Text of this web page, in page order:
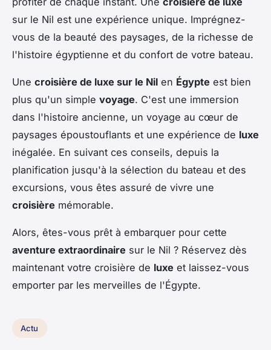
sur le Nil est une expérience unique. Imprégnez-
vous de la beauté des paysages, de la richesse de
l'histoire égyptienne et du confort de votre bateau.
Une croisière de luxe sur le Nil en Égypte est bien
plus qu'un simple voyage. C'est une immersion
dans l'histoire ancienne, un voyage au cœur de
paysages époustouflants et une expérience de luxe
inégalée. En suivant ces conseils, depuis la
planification jusqu'à la sélection du bateau et des
excursions, vous êtes assuré de vivre une
croisière mémorable.
Alors, êtes-vous prêt à embarquer pour cette
aventure extraordinaire sur le Nil ? Réservez dès
maintenant votre croisière de luxe et laissez-vous
emporter par les merveilles de l'Égypte.
Actu